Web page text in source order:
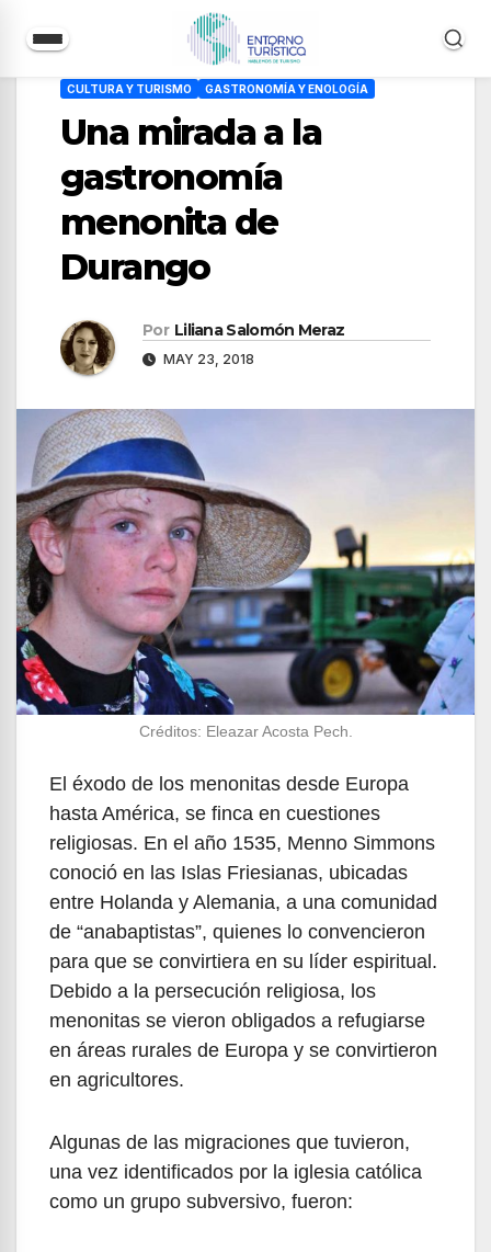
contenido
CULTURA Y TURISMO GASTRONOMÍA Y ENOLOGÍA
Una mirada a la
gastronomía
menonita de
Durango
Por Liliana Salomón Meraz
MAY 23, 2018
Créditos: Eleazar Acosta Pech.
El éxodo de los menonitas desde Europa
hasta América, se finca en cuestiones
religiosas. En el año 1535, Menno Simmons
conoció en las Islas Friesianas, ubicadas
entre Holanda y Alemania, a una comunidad
de “anabaptistas”, quienes lo convencieron
para que se convirtiera en su líder espiritual.
Debido a la persecución religiosa, los
menonitas se vieron obligados a refugiarse
en áreas rurales de Europa y se convirtieron
en agricultores.
Algunas de las migraciones que tuvieron,
una vez identificados por la iglesia católica
como un grupo subversivo, fueron: